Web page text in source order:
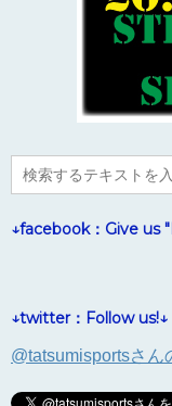
↓facebook：Give us
↓twitter：Follow us!↓
@tatsumisportsさん